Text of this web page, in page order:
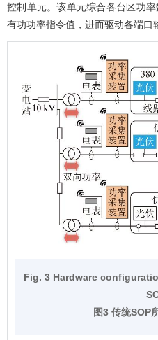
控制单元。该单元综合各台区功
有功功率指令值，进而驱动各端口
Fig. 3 Hardware
图3 传统SOP